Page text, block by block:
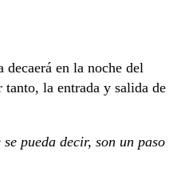
decaerá en la noche del
la entrada y salida de
pueda decir, son un paso